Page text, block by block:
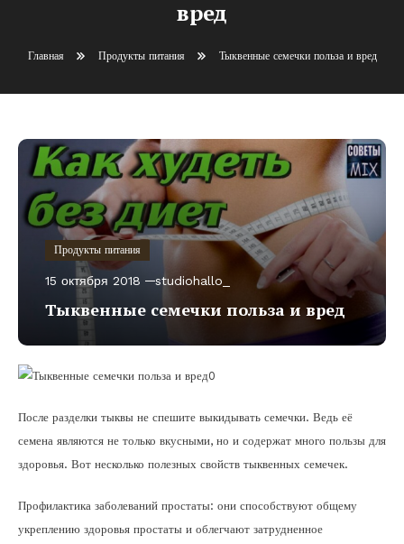
вред
Главная Продукты питания Тыквенные семечки польза и вред
Продукты питания
15 октября 2018 studiohallo_
Тыквенные семечки польза и вред
После разделки тыквы не спешите выкидывать семечки. Ведь её
семена являются не только вкусными, но и содержат много пользы для
здоровья. Вот несколько полезных свойств тыквенных семечек.
Профилактика заболеваний простаты: они способствуют общему
укреплению здоровья простаты и облегчают затрудненное